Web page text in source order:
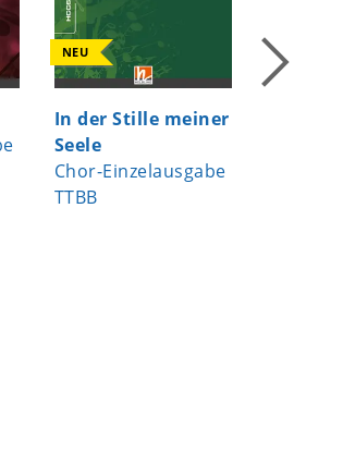
NEU
In der Stille meiner
Seele
Chor-Einzelausgabe
TTBB
NEU